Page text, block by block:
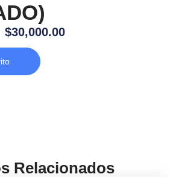
$30,000.00
Relacionados